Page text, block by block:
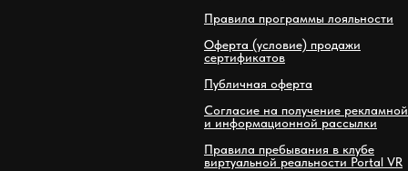
Правила программы лояльности
Оферта (условие) продажи
сертификатов
Публичная оферта
Согласие на получение рекламной
и информационной рассылки
Правила пребывания в клубе
виртуальной реальности Portal VR